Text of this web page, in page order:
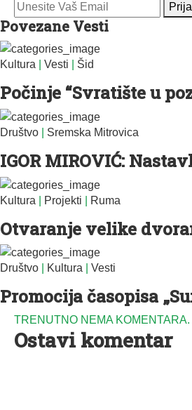
Povezane Vesti
Kultura Vesti Šid
Počinje “Svratište u
Društvo Sremska Mitrovica
IGOR MIROVIĆ:
Kultura Projekti Ruma
Otvaranje velike
Društvo Kultura Vesti
Promocija časopisa
TRENUTNO NEMA KOMENTARA.
Ostavi komentar